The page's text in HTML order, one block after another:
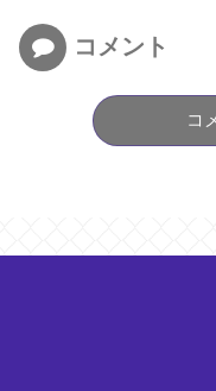
コメント
コ